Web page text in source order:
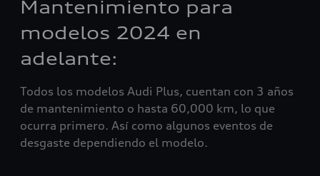
Mantenimiento para
modelos 2024 en
adelante:
Todos los modelos Audi Plus, cuentan con 3 años
de mantenimiento o hasta 60,000 km, lo que
ocurra primero. Así como algunos eventos de
desgaste dependiendo el modelo.